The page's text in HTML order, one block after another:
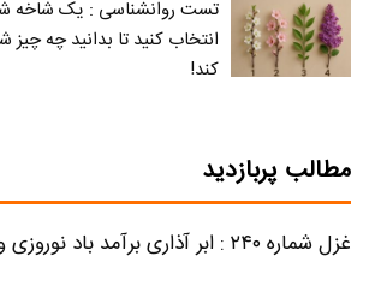
تست روانشناسی : یک شاخه
انتخاب کنید تا بدانید چه
کند!
مطالب پربازدید
غزل شماره ۲۴۰ : ابر آذاری برآمد باد نوروزی وزید